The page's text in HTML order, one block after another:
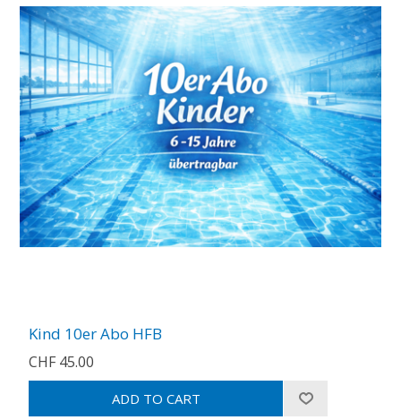
Kind 10er Abo HFB
CHF 45.00